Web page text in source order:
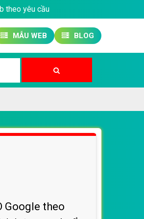
theo yêu cầu
MẪU WEB BLOG
Google theo